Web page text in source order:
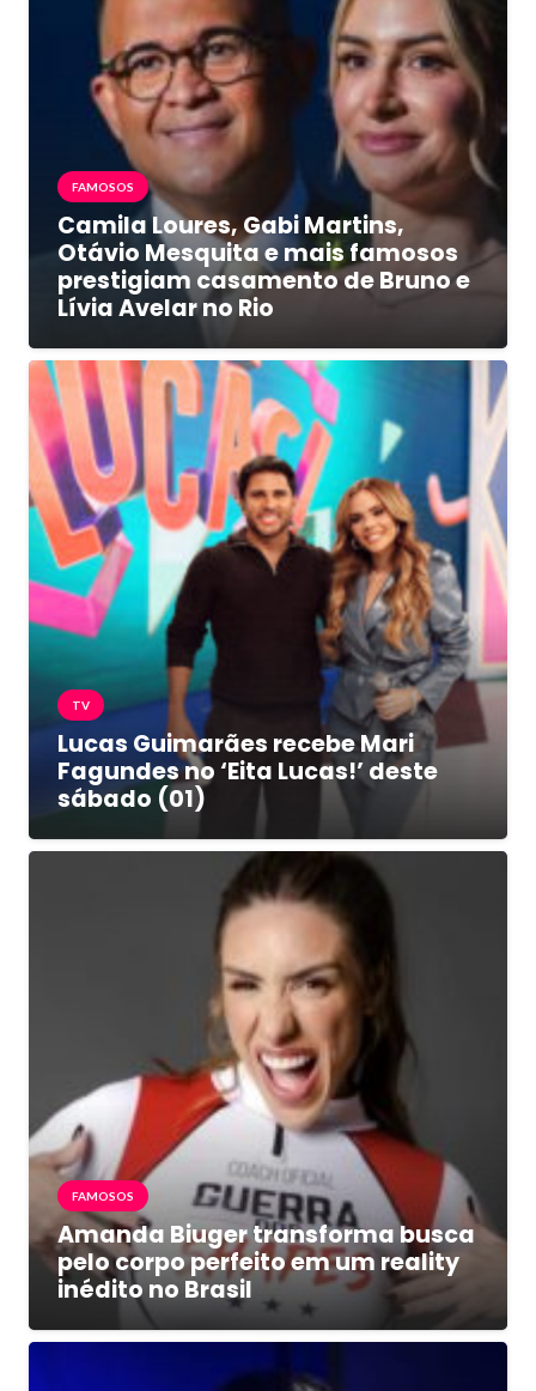
FAMOSOS
Camila Loures, Gabi Martins,
Otávio Mesquita e mais famosos
prestigiam casamento de Bruno e
Lívia Avelar no Rio
TV
Lucas Guimarães recebe Mari
Fagundes no ‘Eita Lucas!’ deste
sábado (01)
FAMOSOS
Amanda Biuger transforma busca
pelo corpo perfeito em um reality
inédito no Brasil